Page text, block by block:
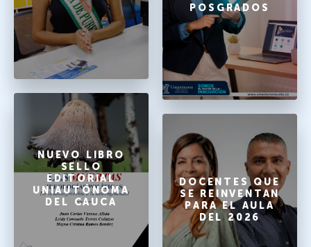
POSGRADOS
NUEVO LIBRO
SELLO
EDITORIAL
UNIAUTÓNOMA
DEL CAUCA
DOCENTES QUE
SE REINVENTAN
PARA EL AULA
DEL 2026